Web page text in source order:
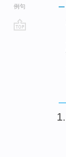
例句